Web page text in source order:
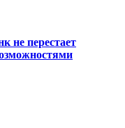
не перестает